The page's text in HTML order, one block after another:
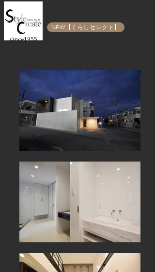
NEW【くらしセレクト】
since1955